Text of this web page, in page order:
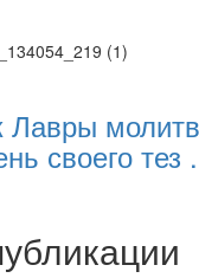
Лавры
своего тез